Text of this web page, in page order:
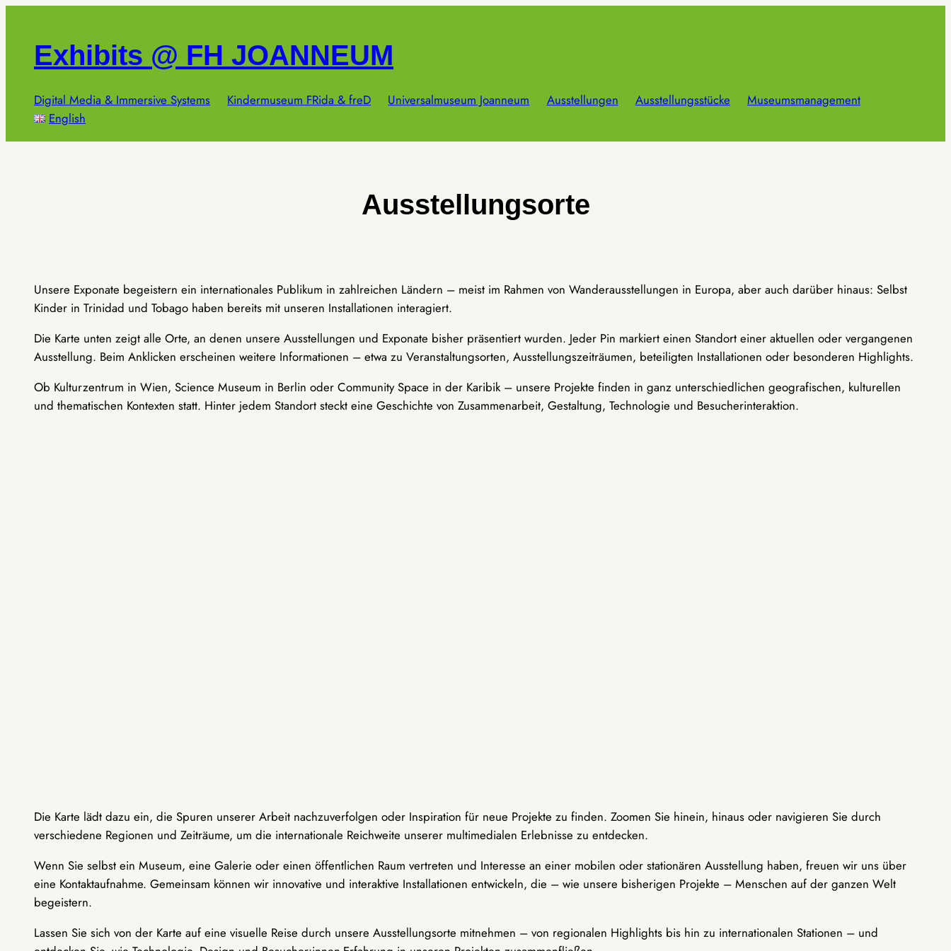
springenExhibits @ FH JOANNEUM
Digital Media & Immersive Systems Kindermuseum FRida & freD Universalmuseum Joanneum Ausstellungen Ausstellungsstücke
Museumsmanagement
English
Ausstellungsorte
Unsere Exponate begeistern ein internationales Publikum in zahlreichen Ländern – meist im Rahmen von Wanderausstellungen in Europa, aber auch darüber hinaus: Selbst
Kinder in Trinidad und Tobago haben bereits mit unseren Installationen interagiert.
Die Karte unten zeigt alle Orte, an denen unsere Ausstellungen und Exponate bisher präsentiert wurden. Jeder Pin markiert einen Standort einer aktuellen oder vergangenen
Ausstellung. Beim Anklicken erscheinen weitere Informationen – etwa zu Veranstaltungsorten, Ausstellungszeiträumen, beteiligten Installationen oder besonderen Highlights.
Ob Kulturzentrum in Wien, Science Museum in Berlin oder Community Space in der Karibik – unsere Projekte finden in ganz unterschiedlichen geografischen, kulturellen
und thematischen Kontexten statt. Hinter jedem Standort steckt eine Geschichte von Zusammenarbeit, Gestaltung, Technologie und Besucherinteraktion.
Die Karte lädt dazu ein, die Spuren unserer Arbeit nachzuverfolgen oder Inspiration für neue Projekte zu finden. Zoomen Sie hinein, hinaus oder navigieren Sie durch
verschiedene Regionen und Zeiträume, um die internationale Reichweite unserer multimedialen Erlebnisse zu entdecken.
Wenn Sie selbst ein Museum, eine Galerie oder einen öffentlichen Raum vertreten und Interesse an einer mobilen oder stationären Ausstellung haben, freuen wir uns über
eine Kontaktaufnahme. Gemeinsam können wir innovative und interaktive Installationen entwickeln, die – wie unsere bisherigen Projekte – Menschen auf der ganzen Welt
begeistern.
Lassen Sie sich von der Karte auf eine visuelle Reise durch unsere Ausstellungsorte mitnehmen – von regionalen Highlights bis hin zu internationalen Stationen – und